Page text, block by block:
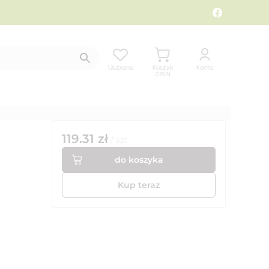
Ulubione
Koszyk
0 PLN
Konto
119.31 zł
do koszyka
Kup teraz